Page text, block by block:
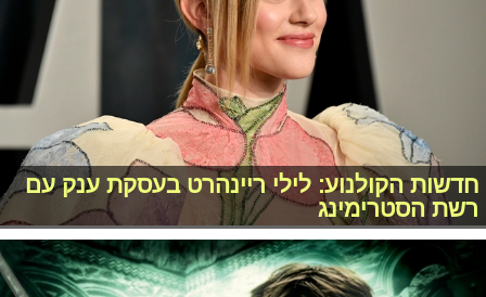
חדשות הקולנוע: לילי ריינהרט בעסקת ענק עם
רשת הסטרימינג